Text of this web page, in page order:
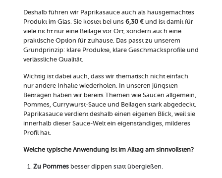
Deshalb führen wir Paprikasauce auch als hausgemachtes
Produkt im Glas. Sie kostet bei uns 6,30 €und ist damit für
viele nicht nur eine Beilage vor Ort, sondern auch eine
praktische Option für zuhause. Das passt zu unserem
Grundprinzip: klare Produkte, klare Geschmacksprofile und
verlässliche Qualität.
Wichtig ist dabei auch, dass wir thematisch nicht einfach
nur andere Inhalte wiederholen. In unseren jüngsten
Beiträgen haben wir bereits Themen wie Saucen allgemein,
Pommes, Currywurst-Sauce und Beilagen stark abgedeckt.
Paprikasauce verdient deshalb einen eigenen Blick, weil sie
innerhalb dieser Sauce-Welt ein eigenständiges, milderes
Profil hat.
Welche typische Anwendung ist im Alltag am sinnvollsten?
Zu Pommesbesser dippen statt übergießen.